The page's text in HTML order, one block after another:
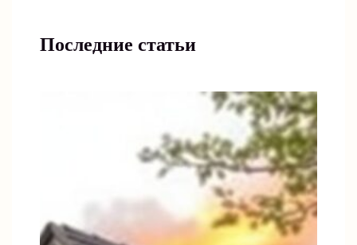
Последние статьи